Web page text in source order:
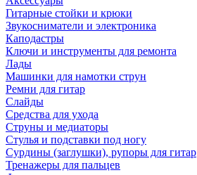
Гитарные стойки и крюки
Звукосниматели и электроника
Каподастры
Ключи и инструменты для ремонта
Лады
Машинки для намотки струн
Ремни для гитар
Слайды
Средства для ухода
Струны и медиаторы
Стулья и подставки под ногу
Сурдины (заглушки), рупоры для гитар
Тренажеры для пальцев